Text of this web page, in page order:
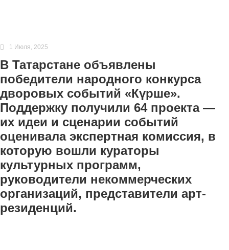
1 Июля, 2025
В Татарстане объявлены
победители народного конкурса
дворовых событий «Күрше».
Поддержку получили 64 проекта —
их идеи и сценарии событий
оценивала экспертная комиссия, в
которую вошли кураторы
культурных программ,
руководители некоммерческих
организаций, представители арт-
резиденций.